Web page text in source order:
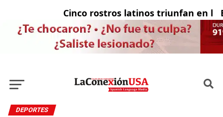
Cinco rostros latinos triunfan en la El
DEPORTES